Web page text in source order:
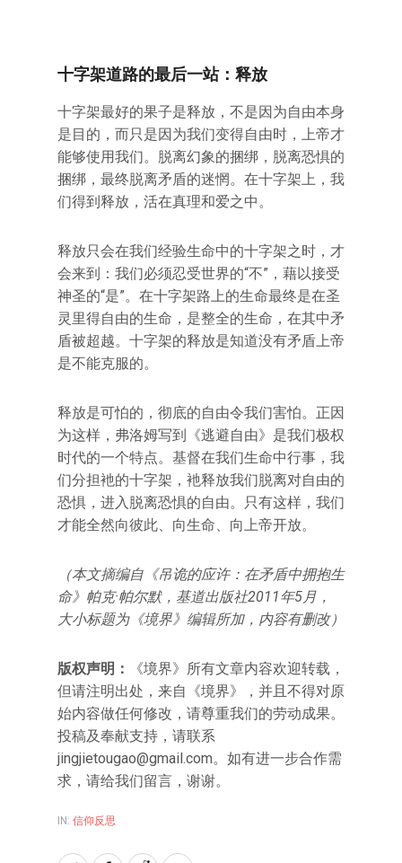
十字架道路的最后一站：释放
十字架最好的果子是释放，不是因为自由本身
是目的，而只是因为我们变得自由时，上帝才
能够使用我们。脱离幻象的捆绑，脱离恐惧的
捆绑，最终脱离矛盾的迷惘。在十字架上，我
们得到释放，活在真理和爱之中。
释放只会在我们经验生命中的十字架之时，才
会来到：我们必须忍受世界的“不”，藉以接受
神圣的“是”。在十字架路上的生命最终是在圣
灵里得自由的生命，是整全的生命，在其中矛
盾被超越。十字架的释放是知道没有矛盾上帝
是不能克服的。
释放是可怕的，彻底的自由令我们害怕。正因
为这样，弗洛姆写到《逃避自由》是我们极权
时代的一个特点。基督在我们生命中行事，我
们分担衪的十字架，衪释放我们脱离对自由的
恐惧，进入脱离恐惧的自由。只有这样，我们
才能全然向彼此、向生命、向上帝开放。
（本文摘编自《吊诡的应许：在矛盾中拥抱生
命》帕克·帕尔默，基道出版社2011年5月，
大小标题为《境界》编辑所加，内容有删改）
版权声明：
《境界》所有文章内容欢迎转载，
但请注明出处，来自《境界》，并且不得对原
始内容做任何修改，请尊重我们的劳动成果。
投稿及奉献支持，请联系
jingjietougao@gmail.com。如有进一步合作需
求，请给我们留言，谢谢。
IN: 信仰反思